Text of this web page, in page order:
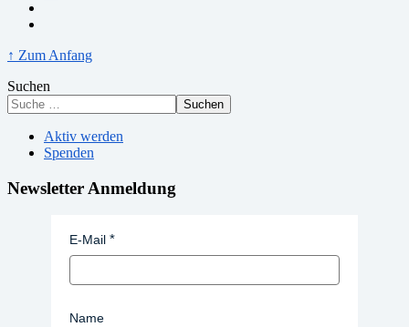
↑ Zum Anfang
Suchen
Suchen
Aktiv werden
Spenden
Newsletter Anmeldung
E-Mail
Name